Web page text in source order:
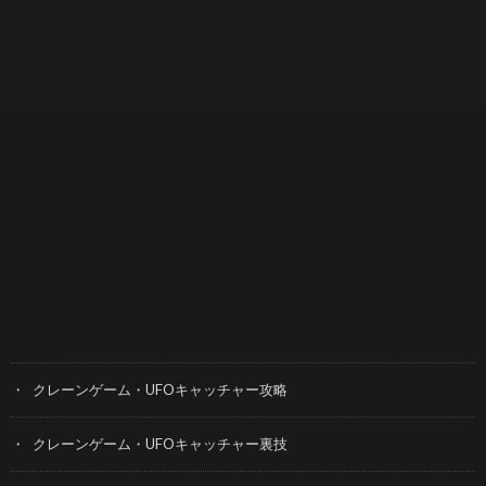
クレーンゲーム・UFOキャッチャー攻略
クレーンゲーム・UFOキャッチャー裏技